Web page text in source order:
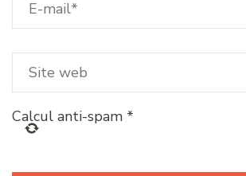
Calcul anti-spam *